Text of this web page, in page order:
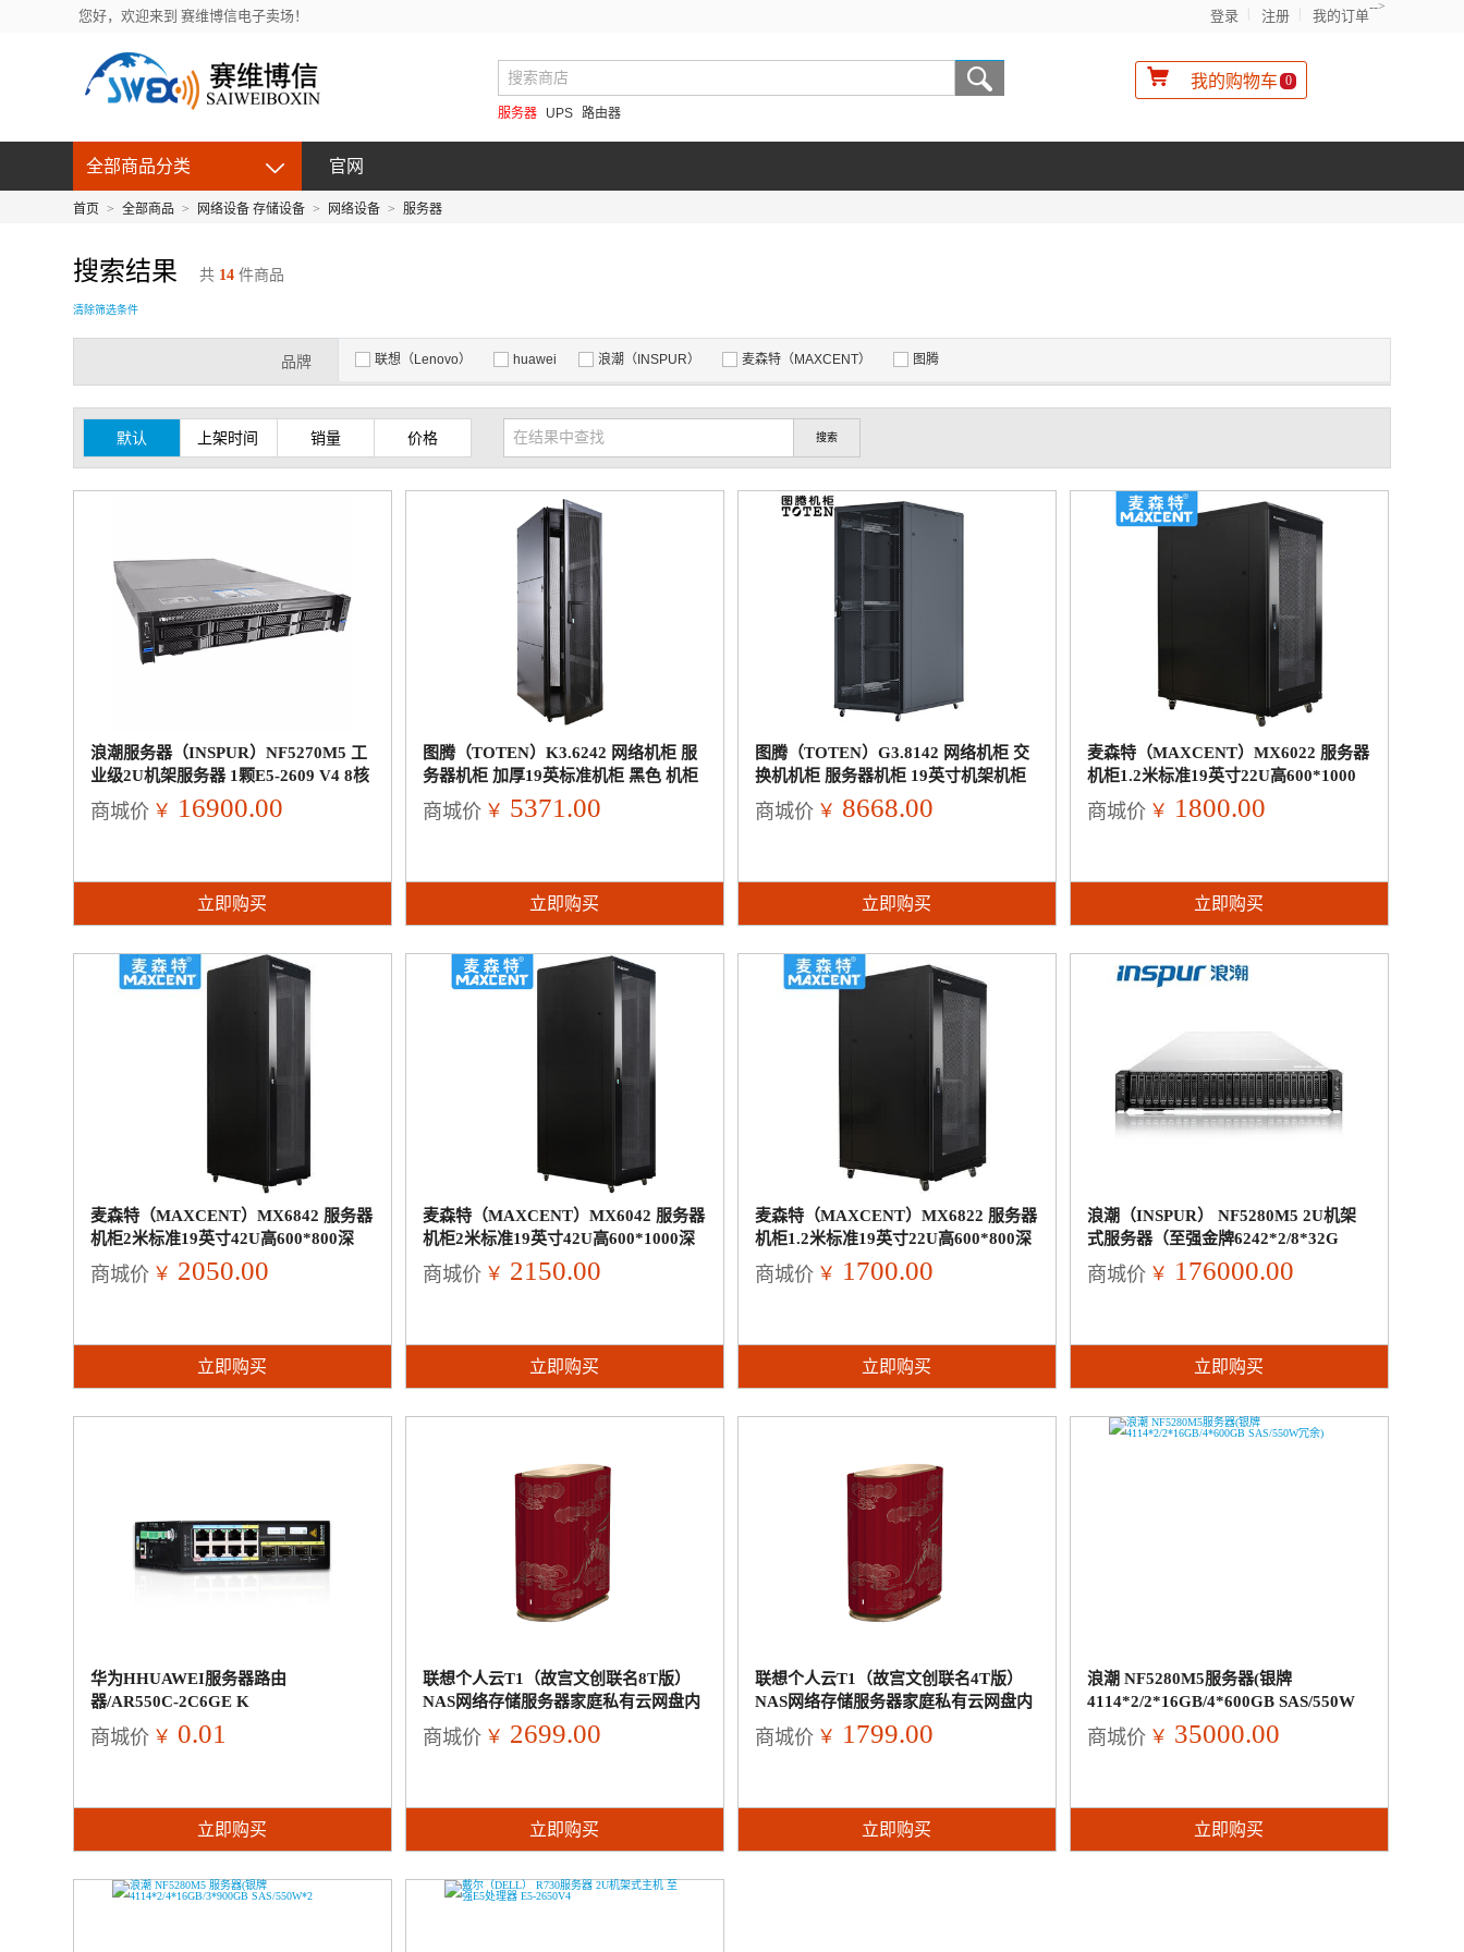
您好，欢迎来到 赛维博信电子卖场！
-->
登录 注册 我的订单
服务器 UPS 路由器
我的购物车 0
全部商品分类 官网
首页 > 全部商品 > 网络设备 存储设备 > 网络设备 > 服务器
搜索结果 共 14 件商品
清除筛选条件
品牌 联想（Lenovo） huawei 浪潮（INSPUR） 麦森特（MAXCENT） 图腾
默认 上架时间 销量 价格 搜索
浪潮服务器（INSPUR）NF5270M5 工
业级2U机架服务器 1颗E5-2609 V4 8核
1.7GHZ|单电 8G内存 一块1T
商城价 ￥ 16900.00
立即购买
图腾（TOTEN）K3.6242 网络机柜 服
务器机柜 加厚19英标准机柜 黑色 机柜
42U 2米
商城价 ￥ 5371.00
立即购买
图腾（TOTEN）G3.8142 网络机柜 交
换机机柜 服务器机柜 19英寸机架机柜
黑色 机柜42U 宽800深1000
商城价 ￥ 8668.00
立即购买
麦森特（MAXCENT）MX6022 服务器
机柜1.2米标准19英寸22U高600*1000
深
商城价 ￥ 1800.00
立即购买
麦森特（MAXCENT）MX6842 服务器
机柜2米标准19英寸42U高600*800深
商城价 ￥ 2050.00
立即购买
麦森特（MAXCENT）MX6042 服务器
机柜2米标准19英寸42U高600*1000深
商城价 ￥ 2150.00
立即购买
麦森特（MAXCENT）MX6822 服务器
机柜1.2米标准19英寸22U高600*800深
商城价 ￥ 1700.00
立即购买
浪潮（INSPUR） NF5280M5 2U机架
式服务器（至强金牌6242*2/8*32G
/8*3.84TSSD/2*1300W/）（商用）
商城价 ￥ 176000.00
立即购买
华为HHUAWEI服务器路由
器/AR550C-2C6GE K
商城价 ￥ 0.01
立即购买
联想个人云T1（故宫文创联名8T版）
NAS网络存储服务器家庭私有云网盘内
置WD西部数据硬盘 远程访问自动备份
商城价 ￥ 2699.00
立即购买
联想个人云T1（故宫文创联名4T版）
NAS网络存储服务器家庭私有云网盘内
置WD西部数据硬盘 远程访问自动备份
商城价 ￥ 1799.00
立即购买
浪潮 NF5280M5服务器(银牌
4114*2/2*16GB/4*600GB SAS/550W
冗余)
商城价 ￥ 35000.00
立即购买